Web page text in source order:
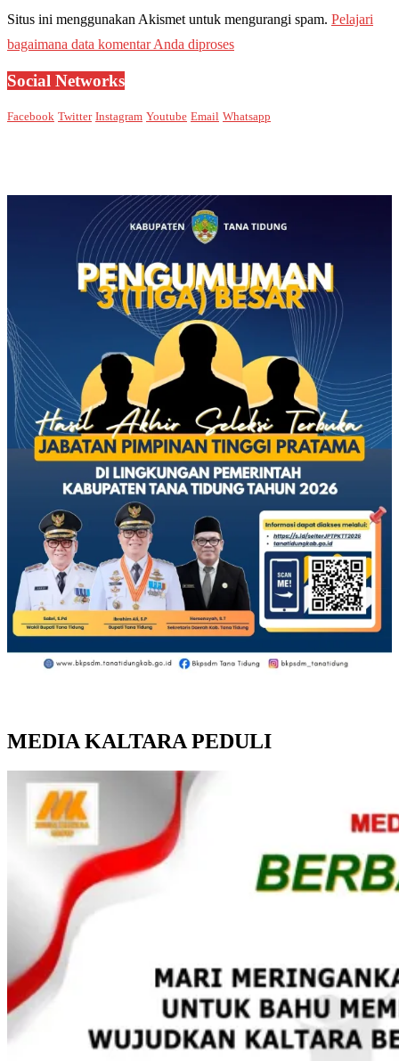
Situs ini menggunakan Akismet untuk mengurangi spam. Pelajari
bagaimana data komentar Anda diproses
Social Networks
Facebook Twitter Instagram Youtube Email Whatsapp
MEDIA KALTARA PEDULI